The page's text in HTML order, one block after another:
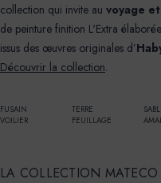
collection qui invite au voyage et
de peinture finition L'Extra
issus des œuvres originales d’
Découvrir la collection.
FUSAIN
VOILIER
TERRE
FEUILLAGE
LA COLLECTION MATECO